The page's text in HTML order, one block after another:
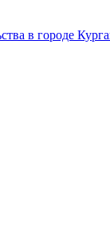
в городе